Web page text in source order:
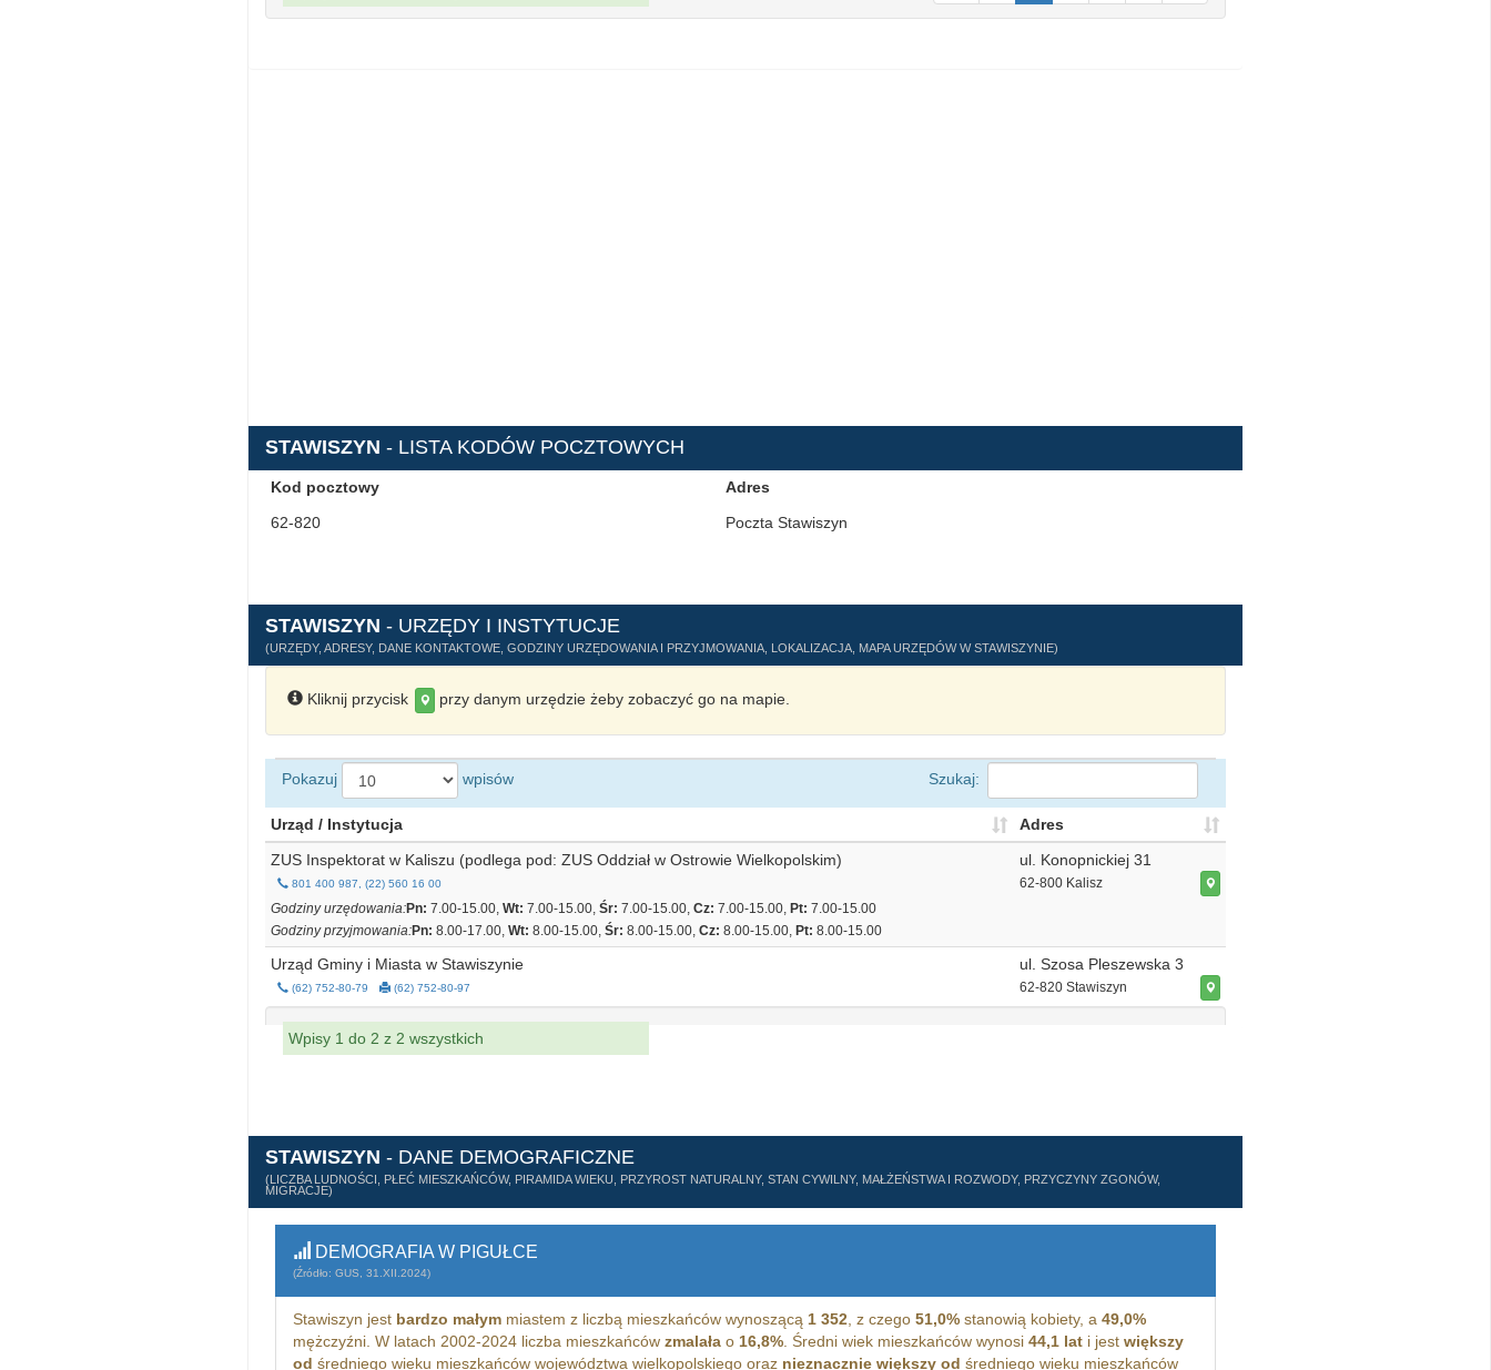
STAWISZYN - LISTA KODÓW POCZTOWYCH
Kod pocztowy
Adres
62-820
Poczta Stawiszyn
STAWISZYN - URZĘDY I INSTYTUCJE
(URZĘDY, ADRESY, DANE KONTAKTOWE, GODZINY URZĘDOWANIA I PRZYJMOWANIA, LOKALIZACJA, MAPA URZĘDÓW W STAWISZYNIE)
Kliknij przycisk przy danym urzędzie żeby zobaczyć go na mapie.
Pokazuj wpisów Szukaj:
Urząd / Instytucja
Adres
ZUS Inspektorat w Kaliszu (podlega pod: ZUS Oddział w Ostrowie Wielkopolskim)
801 400 987, (22) 560 16 00
Godziny urzędowania:Pn: 7.00-15.00, Wt: 7.00-15.00, Śr: 7.00-15.00, Cz: 7.00-15.00, Pt: 7.00-15.00
Godziny przyjmowania:Pn: 8.00-17.00, Wt: 8.00-15.00, Śr: 8.00-15.00, Cz: 8.00-15.00, Pt: 8.00-15.00
ul. Konopnickiej 31
62-800 Kalisz
Urząd Gminy i Miasta w Stawiszynie
(62) 752-80-79 (62) 752-80-97
ul. Szosa Pleszewska 3
62-820 Stawiszyn
Wpisy 1 do 2 z 2 wszystkich
STAWISZYN - DANE DEMOGRAFICZNE
(LICZBA LUDNOŚCI, PŁEĆ MIESZKAŃCÓW, PIRAMIDA WIEKU, PRZYROST NATURALNY, STAN CYWILNY, MAŁŻEŃSTWA I ROZWODY, PRZYCZYNY ZGONÓW,
MIGRACJE)
DEMOGRAFIA W PIGUŁCE
(Źródło: GUS, 31.XII.2024)
Stawiszyn jest bardzo małymmiastem z liczbą mieszkańców wynoszącą 1 352, z czego 51,0%stanowią kobiety, a 49,0%
mężczyźni. W latach 2002-2024 liczba mieszkańców zmalałao 16,8%. Średni wiek mieszkańców wynosi 44,1 lati jest większy
od średniego wieku mieszkańców województwa wielkopolskiego oraz nieznacznie większy od średniego wieku mieszkańców